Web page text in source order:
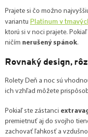
Prajete si čo možno
variantu Platinum v
ktorú si v noci prajete.
ničím nerušený spánok.
Rovnaký design,
Rolety Deň a noc sú
ich vzhľad môžete
Pokiaľ ste zástanci
premietnuť aj do svojho
zachovať ľahkosť a